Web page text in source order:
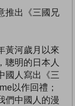
推出《三國兄
黃河歲月以來
聰明的日本人
國人寫出《三
以作回禮；
們中國人的漫